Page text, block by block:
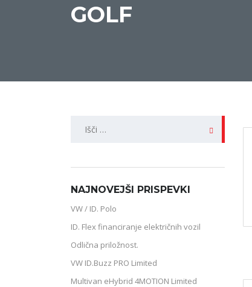
GOLF
NAJNOVEJŠI PRISPEVKI
VW / ID. Polo
ID. Flex financiranje električnih vozil
Odlična priložnost.
VW ID.Buzz PRO Limited
Multivan eHybrid 4MOTION Limited